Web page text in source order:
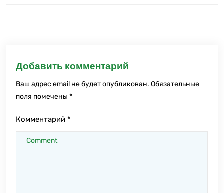
Добавить комментарий
Ваш адрес email не будет опубликован. Обязательные
поля помечены *
Комментарий *